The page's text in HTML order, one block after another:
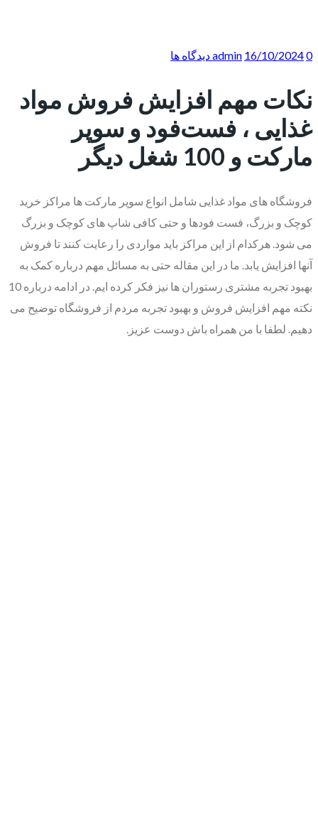
admin 16/10/20240 دیدگاه ها
نکات مهم افزایش فروش مواد
غذایی ، فست‌فود و سوپر
مارکت و 100 شغل دیگر
فروشگاه های مواد غذایی شامل انواع سوپر مارکت ها مراکز خرید
کوچک و بزرگ، فست فودها و حتی کافی شاپ های کوچک و بزرگ
می شود. هرکدام از این مراکز باید مواردی را رعایت کنند تا فروش
آنها افزایش یابد. ما در این مقاله حتی به مسائل مهم درباره کمک به
بهبود تجربه مشتری رستوران ها نیز فکر کرده ایم. در ادامه درباره 10
نکته مهم افزایش فروش و بهبود تجربه مردم از فروشگاه توضیح می
دهیم. لطفا با من همراه باش دوست عزیز.